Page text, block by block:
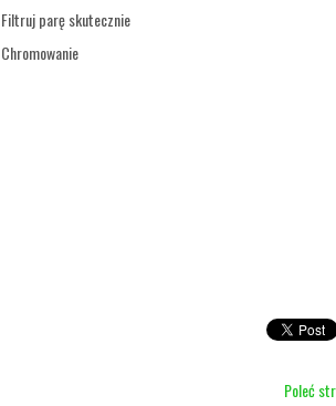
Filtruj parę skutecznie
Chromowanie
Poleć